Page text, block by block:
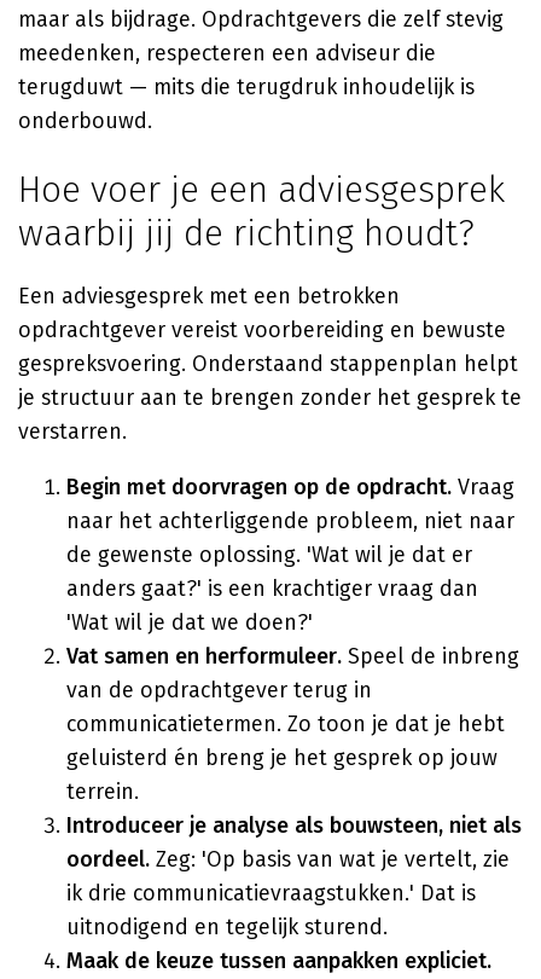
maar als bijdrage. Opdrachtgevers die zelf stevig
meedenken, respecteren een adviseur die
terugduwt — mits die terugdruk inhoudelijk is
onderbouwd.
Hoe voer je een adviesgesprek
waarbij jij de richting houdt?
Een adviesgesprek met een betrokken
opdrachtgever vereist voorbereiding en bewuste
gespreksvoering. Onderstaand stappenplan helpt
je structuur aan te brengen zonder het gesprek te
verstarren.
Begin met doorvragen op de opdracht. Vraag
naar het achterliggende probleem, niet naar
de gewenste oplossing. 'Wat wil je dat er
anders gaat?' is een krachtiger vraag dan
'Wat wil je dat we doen?'
Vat samen en herformuleer. Speel de inbreng
van de opdrachtgever terug in
communicatietermen. Zo toon je dat je hebt
geluisterd én breng je het gesprek op jouw
terrein.
Introduceer je analyse als bouwsteen, niet als
oordeel. Zeg: 'Op basis van wat je vertelt, zie
ik drie communicatievraagstukken.' Dat is
uitnodigend en tegelijk sturend.
Maak de keuze tussen aanpakken expliciet.